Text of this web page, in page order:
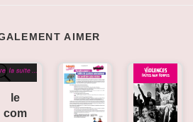
AIMER
le
com